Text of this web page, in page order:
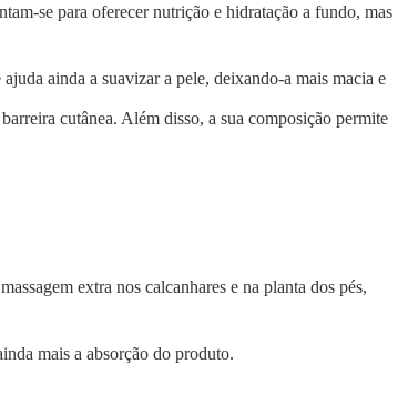
se para oferecer nutrição e hidratação a fundo, mas
ainda a suavizar a pele, deixando-a mais macia e
cutânea. Além disso, a sua composição permite
extra nos calcanhares e na planta dos pés,
mais a absorção do produto.